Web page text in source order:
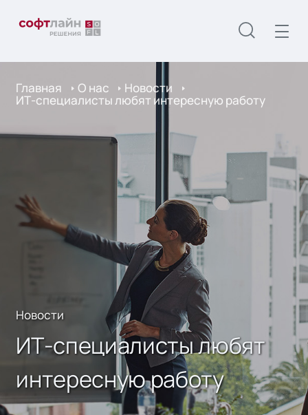
Главная О нас Новости
ИТ-специалисты любят интересную работу
Новости
ИТ-специалисты любят
интересную работу